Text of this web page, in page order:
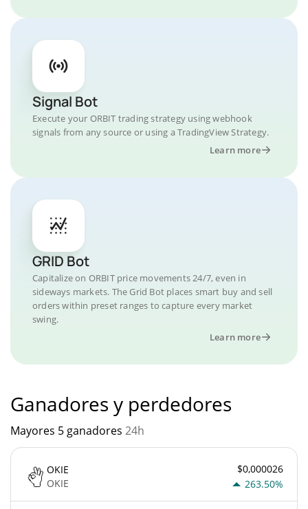
Signal Bot
Execute your ORBIT trading strategy using webhook
signals from any source or using a TradingView Strategy.
Learn more
GRID Bot
Capitalize on ORBIT price movements 24/7, even in
sideways markets. The Grid Bot places smart buy and sell
orders within preset ranges to capture every market
swing.
Learn more
Ganadores y perdedores
Mayores 5 ganadores 24h
OKIE
OKIE
$0,000026
263.50%